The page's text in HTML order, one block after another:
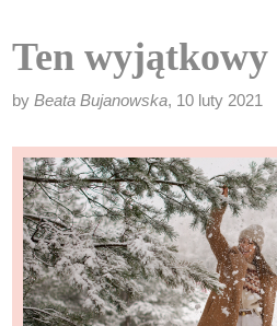
Ten
byBeata Bujanowska, 10 luty 2021